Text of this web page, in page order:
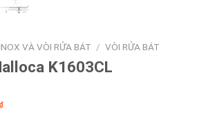
VÀ VÒI RỬA BÁT / VÒI RỬA BÁT
K1603CL
₫Giá